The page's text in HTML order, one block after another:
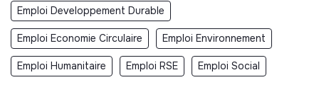
Emploi Developpement Durable
Emploi Economie Circulaire Emploi Environnement
Emploi Humanitaire Emploi RSE Emploi Social